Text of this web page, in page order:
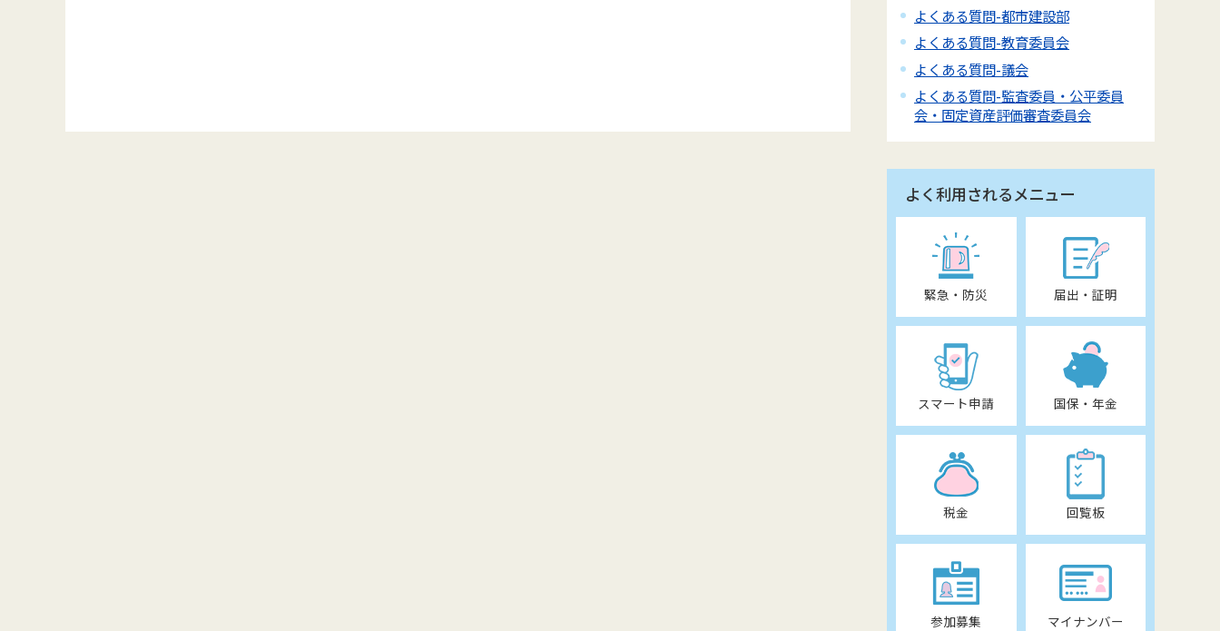
よくある質問-都市建設部
よくある質問-教育委員会
よくある質問-議会
よくある質問-監査委員・公平委員
会・固定資産評価審査委員会
よく利用されるメニュー
緊急・防災 届出・証明
スマート申請 国保・年金
税金 回覧板
参加募集 マイナンバー